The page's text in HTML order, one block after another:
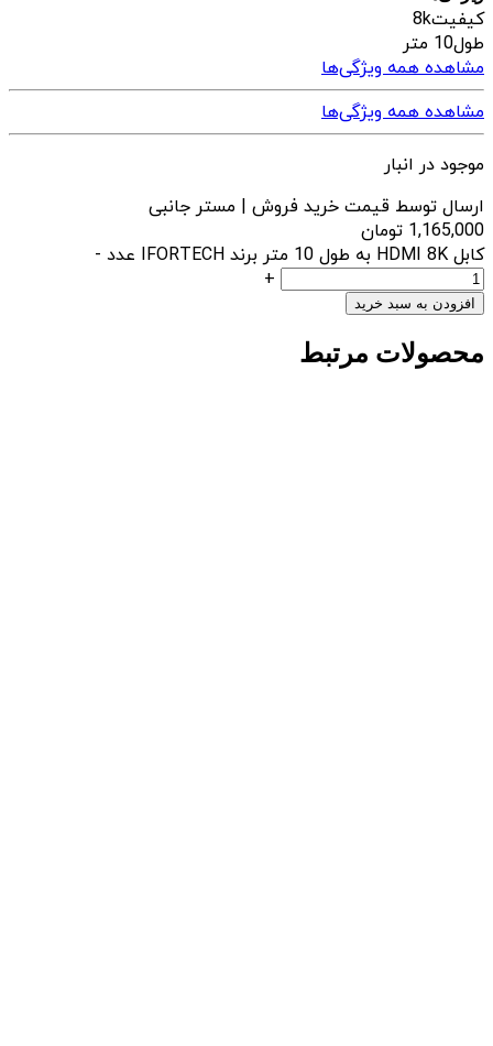
کیفیت8k
طول10 متر
مشاهده همه ویژگی‌ها
مشاهده همه ویژگی‌ها
موجود در انبار
ارسال توسط قیمت خرید فروش | مستر جانبی
1,165,000 تومان
کابل HDMI 8K به طول 10 متر برند IFORTECH عدد
-
+
افزودن به سبد خرید
محصولات مرتبط